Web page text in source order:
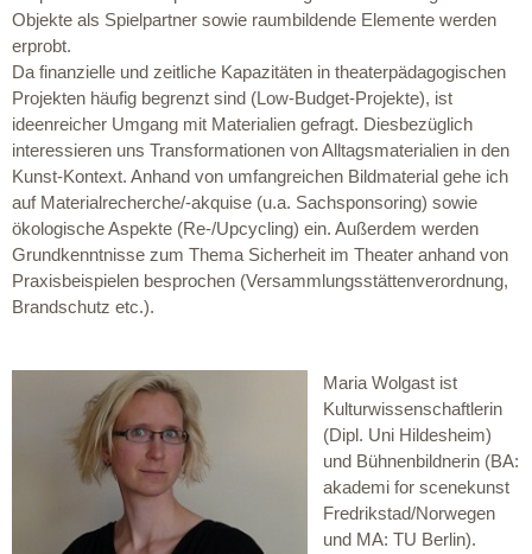
Objekte als Spielpartner sowie raumbildende Elemente werden
erprobt.
Da finanzielle und zeitliche Kapazitäten in theaterpädagogischen
Projekten häufig begrenzt sind (Low-Budget-Projekte), ist
ideenreicher Umgang mit Materialien gefragt. Diesbezüglich
interessieren uns Transformationen von Alltagsmaterialien in den
Kunst-Kontext. Anhand von umfangreichen Bildmaterial gehe ich
auf Materialrecherche/-akquise (u.a. Sachsponsoring) sowie
ökologische Aspekte (Re-/Upcycling) ein. Außerdem werden
Grundkenntnisse zum Thema Sicherheit im Theater anhand von
Praxisbeispielen besprochen (Versammlungsstättenverordnung,
Brandschutz etc.).
Maria Wolgast ist
Kulturwissenschaftlerin
(Dipl. Uni Hildesheim)
und Bühnenbildnerin (BA:
akademi for scenekunst
Fredrikstad/Norwegen
und MA: TU Berlin).